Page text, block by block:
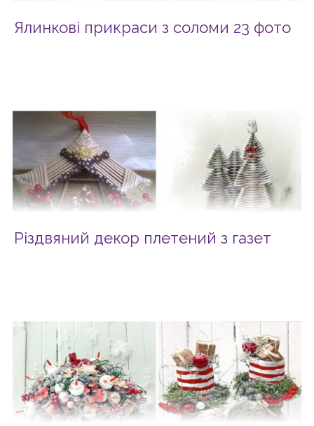
Ялинкові прикраси з соломи 23 фото
Різдвяний декор плетений з газет